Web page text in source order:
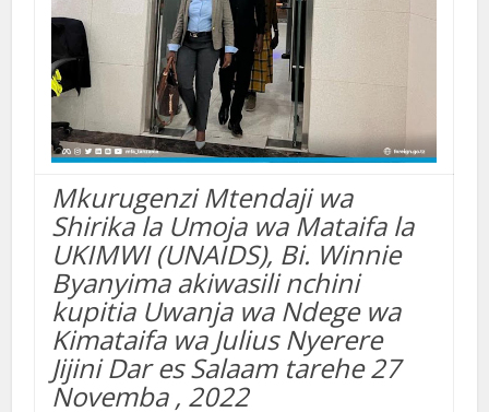
Mkurugenzi Mtendaji wa
Shirika la Umoja wa Mataifa la
UKIMWI (UNAIDS), Bi. Winnie
Byanyima akiwasili nchini
kupitia Uwanja wa Ndege wa
Kimataifa wa Julius Nyerere
Jijini Dar es Salaam tarehe 27
Novemba , 2022